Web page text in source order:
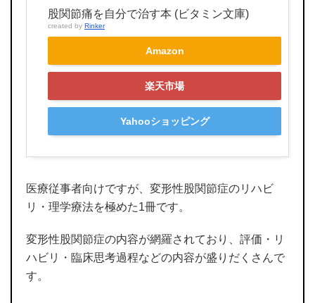
股関節痛を自分で治す本 (ビタミン文庫)
created by Rinker
Amazon
楽天市場
Yahooショッピング
医療従事者向けですが、変形性股関節症のリハビ
リ・理学療法を極めた1冊です。
変形性股関節症の内容が網羅されており、評価・リ
ハビリ・臨床思考過程などの内容が盛りだくさんで
す。